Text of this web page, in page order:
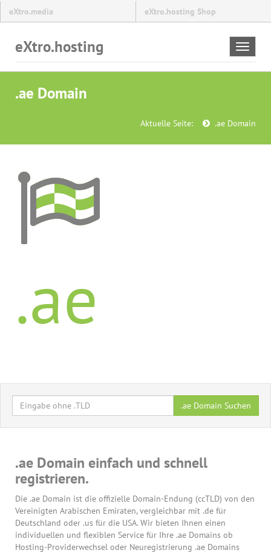
eXtro.media eXtro.hosting Shop
Toggle
eXtro.hosting
.ae Domain
Aktuelle Seite: .ae Domain
.ae
.ae Domain Suchen
.ae Domain einfach und schnell
registrieren.
Die .ae Domain ist die offizielle Domain-Endung (ccTLD) von den
Vereinigten Arabischen Emiraten, vergleichbar mit .de für
Deutschland oder .us für die USA. Wir bieten Ihnen einen
individuellen und flexiblen Service für Ihre .ae Domains ob
Hosting-Providerwechsel oder Neuregistrierung .ae Domains